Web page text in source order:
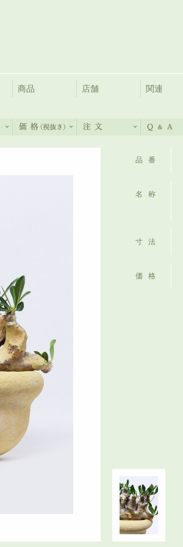
商品 店舗 関連
品番
名称
寸法
価格